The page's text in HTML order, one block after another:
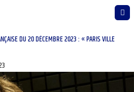
DU 20 DÉCEMBRE 2023 : « PARIS VILLE